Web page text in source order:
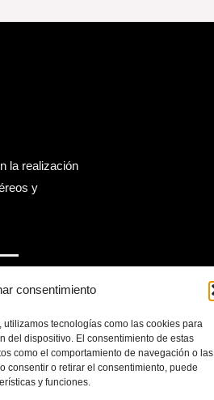
consentimiento
tecnologías como las cookies para
del dispositivo. El consentimiento de estas
como el comportamiento de navegación o las
consentir o retirar el consentimiento, puede
y funciones.
la realización
y
no
para empresas